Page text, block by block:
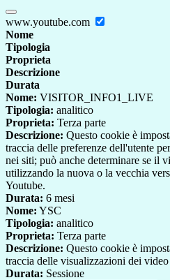
www.youtube.com
Nome
Tipologia
Proprieta
Descrizione
Durata
Nome: VISITOR_INFO1_LIVE
Tipologia: analitico
Proprieta: Terza parte
Descrizione: Questo cookie è
traccia delle preferenze dell'utente
nei siti; può anche determinare se il
utilizzando la nuova o la vecchia
Youtube.
Durata: 6 mesi
Nome: YSC
Tipologia: analitico
Proprieta: Terza parte
Descrizione: Questo cookie è
traccia delle visualizzazioni dei
Durata: Sessione